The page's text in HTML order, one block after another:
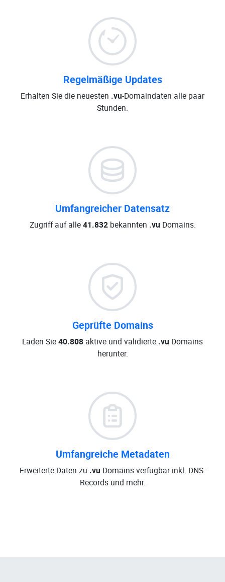
Regelmäßige Updates
Erhalten Sie die neuesten .vu-Domaindaten alle paar
Stunden.
Umfangreicher Datensatz
Zugriff auf alle41.832bekannten .vu Domains.
Geprüfte Domains
Laden Sie40.808 aktive und validierte .vu Domains
herunter.
Umfangreiche Metadaten
Erweiterte Daten zu .vu Domains verfügbar inkl. DNS-
Records und mehr.